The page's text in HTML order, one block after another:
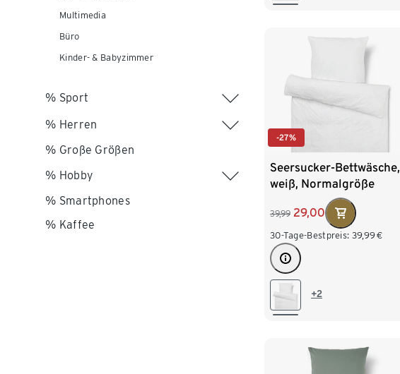
Multimedia
Büro
Kinder- & Babyzimmer
% Sport
% Herren
% Große Größen
% Hobby
% Smartphones
% Kaffee
-27%
Seersucker-Bettwäsche,
weiß, Normalgröße
39,99 29,00
30-Tage-Bestpreis: 39,99€
+2